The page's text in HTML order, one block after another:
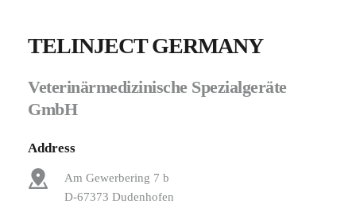
TELINJECT GERMANY
Veterinärmedizinische Spezialgeräte
GmbH
Address
Am Gewerbering 7 b
D-67373 Dudenhofen